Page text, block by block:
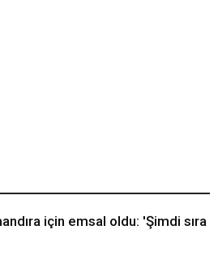
için emsal oldu: 'Şimdi sıra